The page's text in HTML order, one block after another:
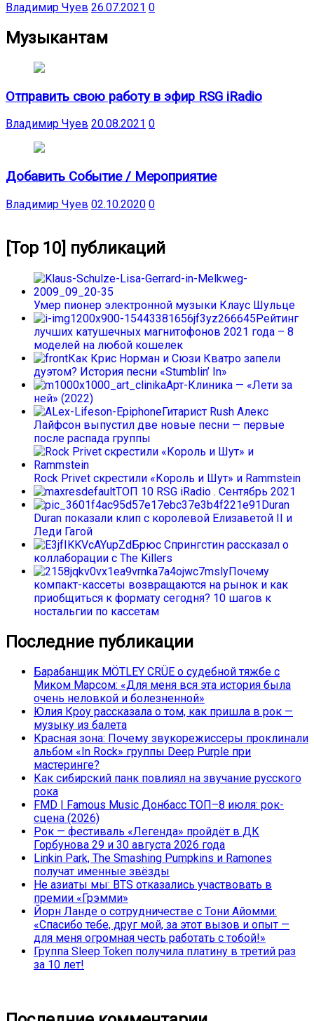
Владимир Чуев 26.07.2021 0
Музыкантам
Отправить свою работу в эфир RSG iRadio
Владимир Чуев 20.08.2021 0
Добавить Событие / Мероприятие
Владимир Чуев 02.10.2020 0
[Top 10] публикаций
Умер пионер электронной музыки Клаус Шульце
Рейтинг
лучших катушечных магнитофонов 2021 года – 8
моделей на любой кошелек
Как Крис Норман и Сюзи Кватро запели
дуэтом? История песни «Stumblin’ In»
Арт-Клиника — «Лети за
ней» (2022)
Гитарист Rush Алекс
Лайфсон выпустил две новые песни — первые
после распада группы
Rock Privet скрестили «Король и Шут» и Rammstein
ТОП 10 RSG iRadio . Сентябрь 2021
Duran
Duran показали клип с королевой Елизаветой II и
Леди Гагой
Брюс Спрингстин рассказал о
коллаборации с The Killers
Почему
компакт-кассеты возвращаются на рынок и как
приобщиться к формату сегодня? 10 шагов к
ностальгии по кассетам
Последние публикации
Барабанщик MÖTLEY CRÜE о судебной тяжбе с
Миком Марсом: «Для меня вся эта история была
очень неловкой и болезненной»
Юлия Кроу рассказала о том, как пришла в рок —
музыку из балета
Красная зона: Почему звукорежиссеры проклинали
альбом «In Rock» группы Deep Purple при
мастеринге?
Как сибирский панк повлиял на звучание русского
рока
FMD | Famous Music Донбасс ТОП–8 июля: рок-
сцена (2026)
Рок — фестиваль «Легенда» пройдёт в ДК
Горбунова 29 и 30 августа 2026 года
Linkin Park, The Smashing Pumpkins и Ramones
получат именные звёзды
Не азиаты мы: BTS отказались участвовать в
премии «Грэмми»
Йорн Ланде о сотрудничестве с Тони Айомми:
«Спасибо тебе, друг мой, за этот вызов и опыт —
для меня огромная честь работать с тобой!»
Группа Sleep Token получила платину в третий раз
за 10 лет!